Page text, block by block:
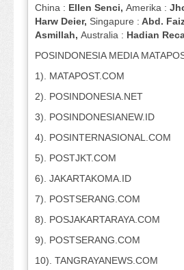
China : Ellen Senci, Amerika :
Harw Deier, Singapure : Abd.
Asmillah, Australia : Hadian
POSINDONESIA MEDIA
1). MATAPOST.COM
2). POSINDONESIA.NET
3). POSINDONESIANEW.ID
4). POSINTERNASIONAL.COM
5). POSTJKT.COM
6). JAKARTAKOMA.ID
7). POSTSERANG.COM
8). POSJAKARTARAYA.COM
9). POSTSERANG.COM
10). TANGRAYANEWS.COM